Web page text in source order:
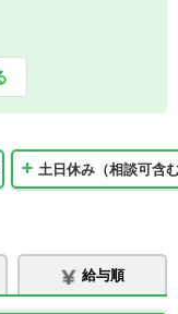
土日休み（相談可含
給与順